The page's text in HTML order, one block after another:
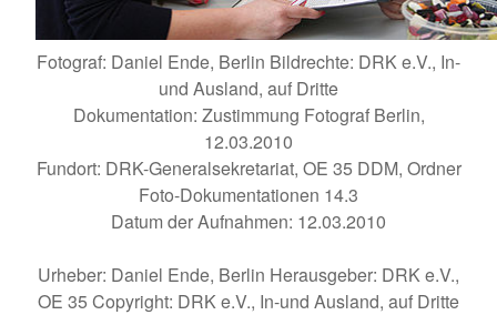
Fotograf: Daniel Ende, Berlin Bildrechte: DRK e.V., In-
und Ausland, auf Dritte
Dokumentation: Zustimmung Fotograf Berlin,
12.03.2010
Fundort: DRK-Generalsekretariat, OE 35 DDM, Ordner
Foto-Dokumentationen 14.3
Datum der Aufnahmen: 12.03.2010
Urheber: Daniel Ende, Berlin Herausgeber: DRK e.V.,
OE 35 Copyright: DRK e.V., In-und Ausland, auf Dritte